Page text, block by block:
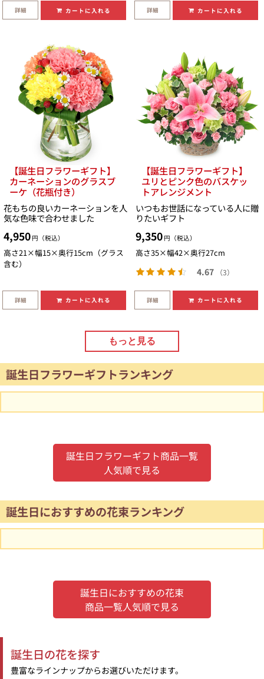
詳細 カートに入れる 詳細 カートに入れる
【誕生日フラワーギフト】
カーネーションのグラスブ
ーケ（花瓶付き）
花もちの良いカーネーションを人
気な色味で合わせました
4,950 円（税込）
高さ21×幅15×奥行15cm（グラス
含む）
詳細 カートに入れる
【誕生日フラワーギフト】
ユリとピンク色のバスケッ
トアレンジメント
いつもお世話になっている人に贈
りたいギフト
9,350 円（税込）
高さ35×幅42×奥行27cm
4.67 （3）
詳細 カートに入れる
もっと見る
誕生日フラワーギフトランキング
誕生日フラワーギフト商品一覧
人気順で見る
誕生日におすすめの花束ランキング
誕生日におすすめの花束
商品一覧人気順で見る
誕生日の花を探す
豊富なラインナップからお選びいただけます。